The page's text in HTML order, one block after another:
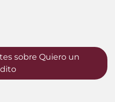
sobre Quiero un